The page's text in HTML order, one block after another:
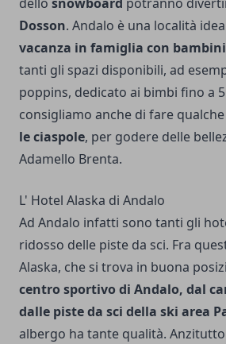
Dosson. Andalo è una località
vacanza in famiglia con bambini
tanti gli spazi disponibili, ad
poppins, dedicato ai bimbi fino a
consigliamo anche di fare
le ciaspole, per godere delle
Adamello Brenta.
L' Hotel Alaska di Andalo
Ad Andalo infatti sono tanti gli
ridosso delle piste da sci. Fra
Alaska, che si trova in buona
centro sportivo di Andalo, dal
dalle piste da sci della ski area
albergo ha tante qualità.